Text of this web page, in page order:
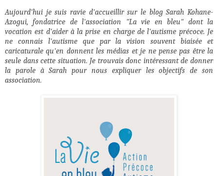
Aujourd'hui je suis ravie d'accueillir sur le blog Sarah Kohane-
Azogui, fondatrice de l'association "La vie en bleu" dont la
vocation est d'aider à la prise en charge de l'autisme précoce. Je
ne connais l'autisme que par la vision souvent biaisée et
caricaturale qu'en donnent les médias et je ne pense pas être la
seule dans cette situation. Je trouvais donc intéressant de donner
la parole à Sarah pour nous expliquer les objectifs de son
association.